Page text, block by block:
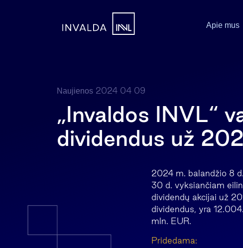
Apie mus
Naujienos 2024 04 09
„Invaldos INVL“
dividendus už
2024 m. balandžio 8
30 d. vyksiančiam
dividendų akcijai už
dividendus, yra
mln. EUR.
Pridedama: